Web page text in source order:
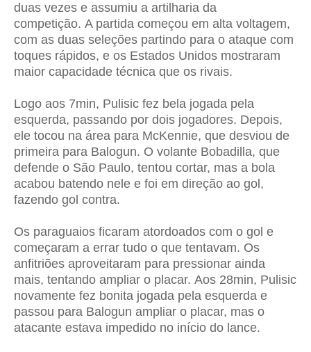
duas vezes e assumiu a artilharia da
competição. A partida começou em alta voltagem,
com as duas seleções partindo para o ataque com
toques rápidos, e os Estados Unidos mostraram
maior capacidade técnica que os rivais.
Logo aos 7min, Pulisic fez bela jogada pela
esquerda, passando por dois jogadores. Depois,
ele tocou na área para McKennie, que desviou de
primeira para Balogun. O volante Bobadilla, que
defende o São Paulo, tentou cortar, mas a bola
acabou batendo nele e foi em direção ao gol,
fazendo gol contra.
Os paraguaios ficaram atordoados com o gol e
começaram a errar tudo o que tentavam. Os
anfitriões aproveitaram para pressionar ainda
mais, tentando ampliar o placar. Aos 28min, Pulisic
novamente fez bonita jogada pela esquerda e
passou para Balogun ampliar o placar, mas o
atacante estava impedido no início do lance.